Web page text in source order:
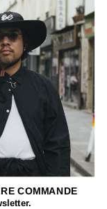
MIKI EN LAINE
COMMANDE